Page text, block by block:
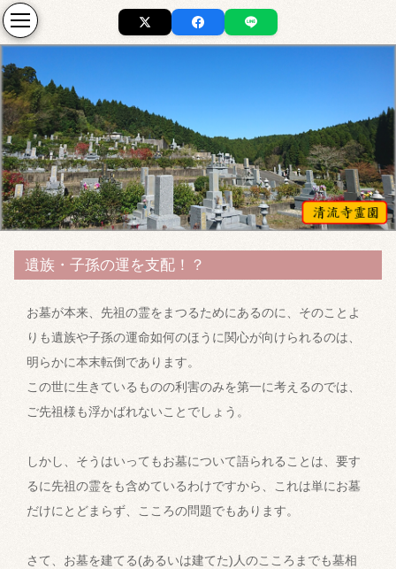
遺族・子孫の運を支配！？
お墓が本来、先祖の霊をまつるためにあるのに、そのことよ
りも遺族や子孫の運命如何のほうに関心が向けられるのは、
明らかに本末転倒であります。
この世に生きているものの利害のみを第一に考えるのでは、
ご先祖様も浮かばれないことでしょう。
しかし、そうはいってもお墓について語られることは、要す
るに先祖の霊をも含めているわけですから、これは単にお墓
だけにとどまらず、こころの問題でもあります。
さて、お墓を建てる(あるいは建てた)人のこころまでも墓相